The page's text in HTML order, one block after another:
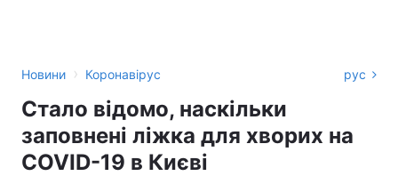
Новини › Коронавірус рус
Стало відомо, наскільки
заповнені ліжка для хворих на
COVID-19 в Києві